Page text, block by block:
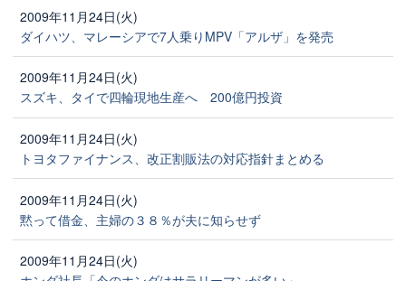
2009年11月24日(火)
ダイハツ、マレーシアで7人乗りMPV「アルザ」を発売
2009年11月24日(火)
スズキ、タイで四輪現地生産へ 200億円投資
2009年11月24日(火)
トヨタファイナンス、改正割販法の対応指針まとめる
2009年11月24日(火)
黙って借金、主婦の３８％が夫に知らせず
2009年11月24日(火)